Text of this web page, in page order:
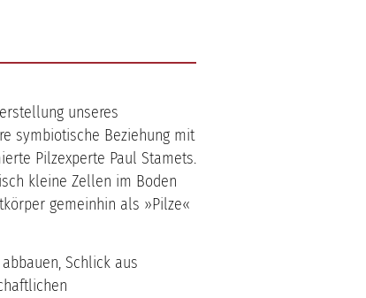
unseres
symbiotische Beziehung mit
Pilzexperte Paul Stamets.
kleine Zellen im Boden
gemeinhin als »Pilze«
Schlick aus